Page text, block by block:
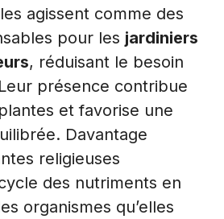
agissent comme des
pour les jardiniers
, réduisant le besoin
présence contribue
et favorise une
Davantage
religieuses
des nutriments en
organismes qu’elles